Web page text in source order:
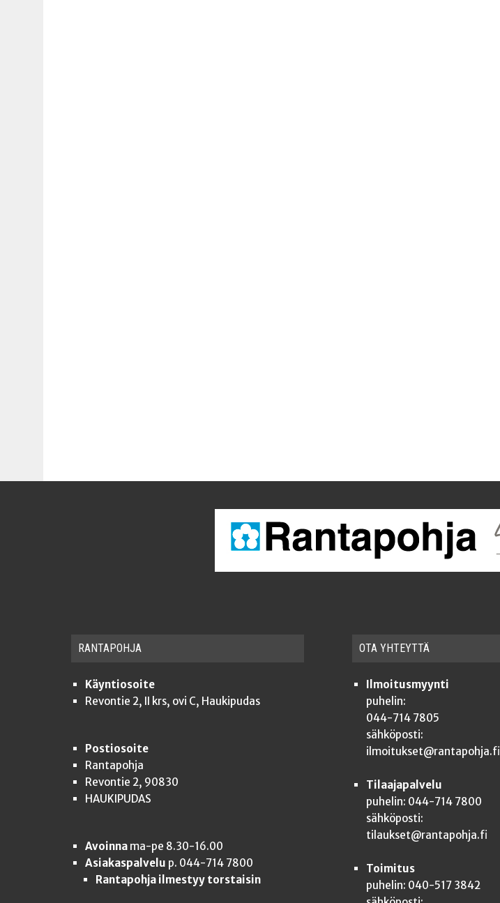
RAN­TA­POH­JA
Käyntiosoite
Revontie 2, II krs, ovi C, Haukipudas
Postiosoite
Rantapohja
Revontie 2, 90830
HAUKIPUDAS
Avoinna ma-pe 8.30-16.00
Asiakaspalvelu p. 044-714 7800
Rantapohja ilmestyy torstaisin
OTA YHTEYT­TÄ
Ilmoitusmyynti
puhelin:
044-714 7805
sähköposti:
ilmoitukset@rantapohja.fi
Tilaajapalvelu
puhelin: 044-714 7800
sähköposti:
tilaukset@rantapohja.fi
Toimitus
puhelin: 040-517 3842